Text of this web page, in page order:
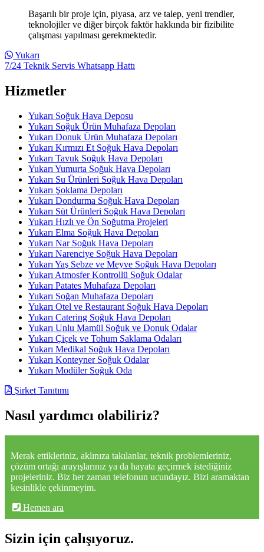
Başarılı bir proje için, piyasa, arz ve talep, yeni trendler,
teknolojiler ve diğer birçok faktör hakkında bir fizibilite
çalışması yapılması gerekmektedir.
Yukarı
7/24 Teknik Servis Whatsapp Hattı
Hizmetler
Yukarı Soğuk Hava Deposu
Yukarı Soğuk Ürün Muhafaza Depoları
Yukarı Donuk Ürün Muhafaza Depoları
Yukarı Kırmızı Et Soğuk Hava Depoları
Yukarı Tavuk Soğuk Hava Depoları
Yukarı Yumurta Soğuk Hava Depoları
Yukarı Su Ürünleri Soğuk Hava Depoları
Yukarı Şoklama Depoları
Yukarı Dondurma Soğuk Hava Depoları
Yukarı Süt Ürünleri Soğuk Hava Depoları
Yukarı Hızlı ve Ön Soğutma Projeleri
Yukarı Elma Soğuk Hava Depoları
Yukarı Nar Soğuk Hava Depoları
Yukarı Narenciye Soğuk Hava Depoları
Yukarı Yaş Sebze ve Meyve Soğuk Hava Depoları
Yukarı Atmosfer Kontrollü Soğuk Odalar
Yukarı Patates Muhafaza Depoları
Yukarı Soğan Muhafaza Depoları
Yukarı Otel ve Restaurant Soğuk Hava Depoları
Yukarı Catering Soğuk Hava Depoları
Yukarı Unlu Mamül Soğuk ve Donuk Odalar
Yukarı Çiçek ve Tohum Saklama Odaları
Yukarı Medikal Soğuk Hava Depoları
Yukarı Konteyner Soğuk Odalar
Yukarı Modüler Soğuk Oda
Şirket Tanıtımı
Nasıl yardımcı olabiliriz?
Merak ettikleriniz, aklınıza takılanlar, teknik problemleriniz,
çözüm ortağı arayışlarınız ya da hayata geçirmek istediğiniz
projeleriniz. Biz her zaman telefonun ucundayız. Bizi aramaktan
kesinlikle çekinmeyim.
Hemen ara
Sizin için çalışıyoruz.